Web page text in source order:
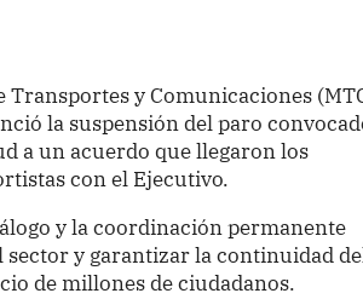
Transportes y Comunicaciones
la suspensión del paro
a un acuerdo que llegaron los
con el Ejecutivo.
y la coordinación permanente
sector y garantizar la continuidad
de millones de ciudadanos.